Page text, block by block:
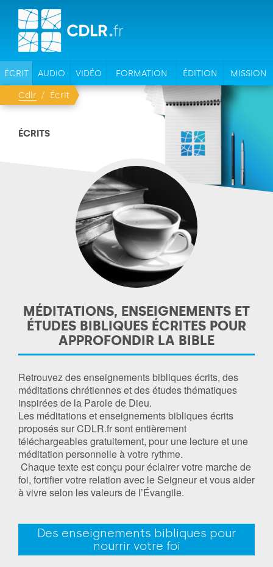
ÉCRIT AUDIO VIDÉO FORMATION ÉDITION MISSION
Cdlr Écrit
ÉCRITS
MÉDITATIONS, ENSEIGNEMENTS ET
ÉTUDES BIBLIQUES ÉCRITES POUR
APPROFONDIR LA BIBLE
Retrouvez des enseignements bibliques écrits, des
méditations chrétiennes et des études thématiques
inspirées de la Parole de Dieu.
Les méditations et enseignements bibliques écrits
proposés sur CDLR.fr sont entièrement
téléchargeables gratuitement, pour une lecture et une
méditation personnelle à votre rythme.
Chaque texte est conçu pour éclairer votre marche de
foi, fortifier votre relation avec le Seigneur et vous aider
à vivre selon les valeurs de l’Évangile.
Des enseignements bibliques pour
nourrir votre foi